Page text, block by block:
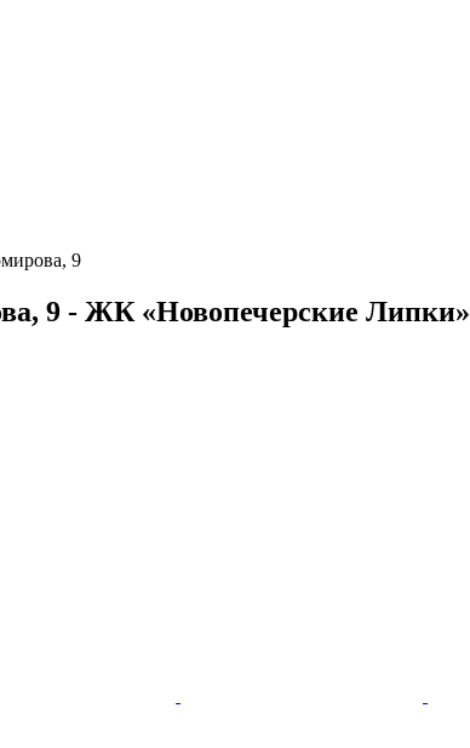
9
9 - ЖК «Новопечерские Липки»